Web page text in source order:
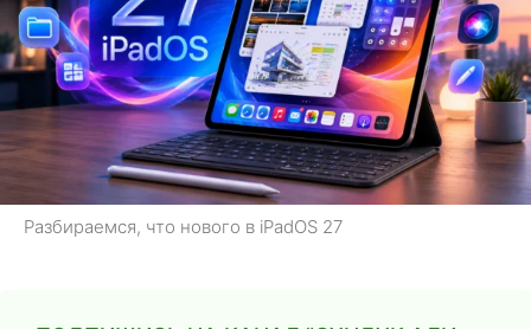
Разбираемся, что нового в iPadOS 27